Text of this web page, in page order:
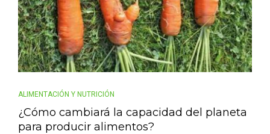
ALIMENTACIÓN Y NUTRICIÓN
¿Cómo cambiará la capacidad del planeta
para producir alimentos?